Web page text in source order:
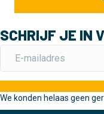
SCHRIJF JE IN
We konden helaas geen